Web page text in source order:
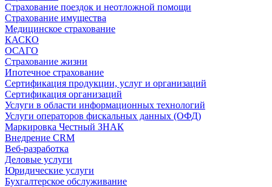
Страхование поездок и неотложной помощи
Страхование имущества
Медицинское страхование
КАСКО
ОСАГО
Страхование жизни
Ипотечное страхование
Сертификация продукции, услуг и организаций
Сертификация организаций
Услуги в области информационных технологий
Услуги операторов фискальных данных (ОФД)
Маркировка Честный ЗНАК
Внедрение CRM
Веб-разработка
Деловые услуги
Юридические услуги
Бухгалтерское обслуживание